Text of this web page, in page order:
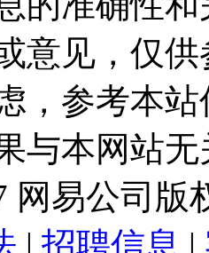
意见，仅
，参考本
与本网站
网易公司版
| 招聘信息 |